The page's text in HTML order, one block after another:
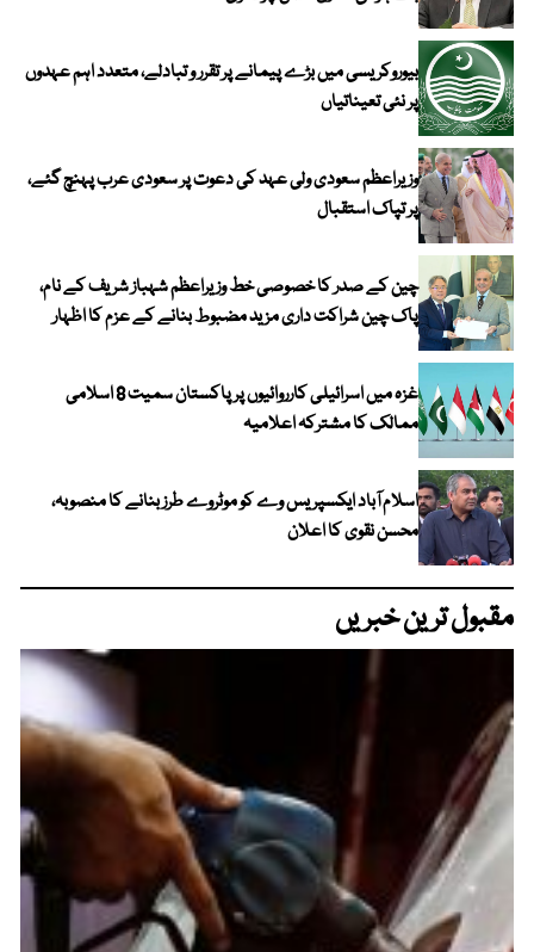
بیوروکریسی میں بڑے پیمانے پر تقرر و تبادلے، متعدد اہم عہدوں
پر نئی تعیناتیاں
وزیراعظم سعودی ولی عہد کی دعوت پر سعودی عرب پہنچ گئے،
پر تپاک استقبال
چین کے صدر کا خصوصی خط وزیراعظم شہباز شریف کے نام،
پاک چین شراکت داری مزید مضبوط بنانے کے عزم کا اظہار
غزہ میں اسرائیلی کارروائیوں پر پاکستان سمیت 8 اسلامی
ممالک کا مشترکہ اعلامیہ
اسلام آباد ایکسپریس وے کو موٹروے طرز بنانے کا منصوبہ،
محسن نقوی کا اعلان
مقبول ترین خبریں